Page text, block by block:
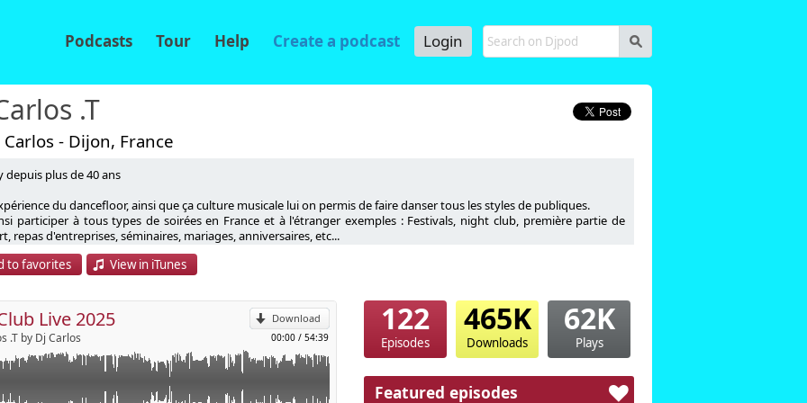
s
Podcasts Tour Help Create a podcast Login
.T
Carlos - Dijon, France
depuis plus de 40 ans
du dancefloor, ainsi que ça culture musicale lui on permis de faire danser tous les styles de publiques.
participer à tous types de soirées en France et à l'étranger exemples : Festivals, night club, première partie de
repas d'entreprises, séminaires, mariages, anniversaires, etc...
latines l'ont rattrapé il y maintenant une bonne quinzaines d'années.
prend alors la direction musical du Latino café.
également appel à lui pour ses sets ensoleillés dans des clubs discothèque ainsi que dans les festivals.
Dj Carlos assure la résidence deejay et la direction artistique du "Salsapelpa" un des haut-lieu des nuits
.
également concepteur de la compilation sortie en 02/06/2004 "SALSAPELPA Fiesta Caliente"
to favorites View in iTunes
Download
00:00 / 54:39
Live 2025
.T by Dj Carlos
p
Send by email
122
Episodes
465K
Downloads
62K
Plays
Featured episodes